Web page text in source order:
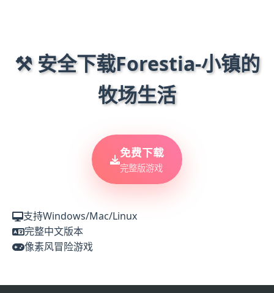
⚒️ 安全下载Forestia-小镇的
牧场生活
免费下载
完整版游戏
支持Windows/Mac/Linux
完整中文版本
像素风冒险游戏